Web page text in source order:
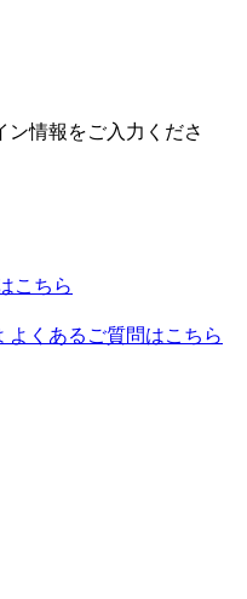
情報をご入力くださ
こちら
よくあるご質問はこちら